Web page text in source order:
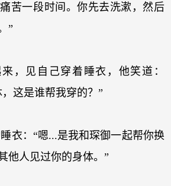
苦一段时间。你先去洗漱，然后
”
见自己穿着睡衣，他笑道：
这是谁帮我穿的？”
：“嗯...是我和琛御一起帮你换
他人见过你的身体。”